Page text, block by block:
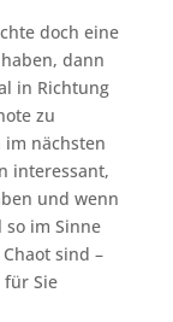
doch eine
dann
in Richtung
zu
nächsten
interessant,
und wenn
so im Sinne
sind –
Sie